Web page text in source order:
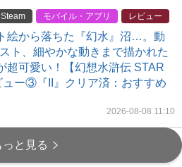
Steam モバイル・アプリ レビュー
絵から落ちた『幻水』沼…。動
ト、細やかな動きまで描かれた
超可愛い！【幻想水滸伝 STAR
ュー③『II』クリア済：おすすめ
2026-08-08 11:10
っと見る